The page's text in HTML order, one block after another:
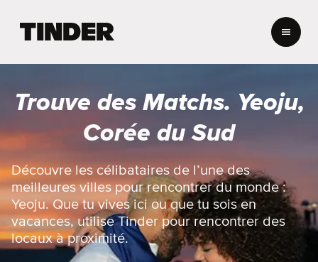
i
T
n
d
e
r
Trouve des Matchs. Yeoju,
Corée du Sud
Découvre les célibataires de l’une des
meilleures villes pour rencontrer du monde :
Yeoju. Que tu vives ici ou que tu sois en
vacances, utilise Tinder pour rencontrer des
locaux à proximité.